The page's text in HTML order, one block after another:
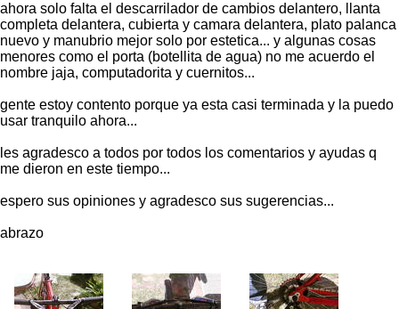
ahora solo falta el descarrilador de cambios delantero, llanta
completa delantera, cubierta y camara delantera, plato palanca
nuevo y manubrio mejor solo por estetica... y algunas cosas
menores como el porta (botellita de agua) no me acuerdo el
nombre jaja, computadorita y cuernitos...
gente estoy contento porque ya esta casi terminada y la puedo
usar tranquilo ahora...
les agradesco a todos por todos los comentarios y ayudas q
me dieron en este tiempo...
espero sus opiniones y agradesco sus sugerencias...
abrazo